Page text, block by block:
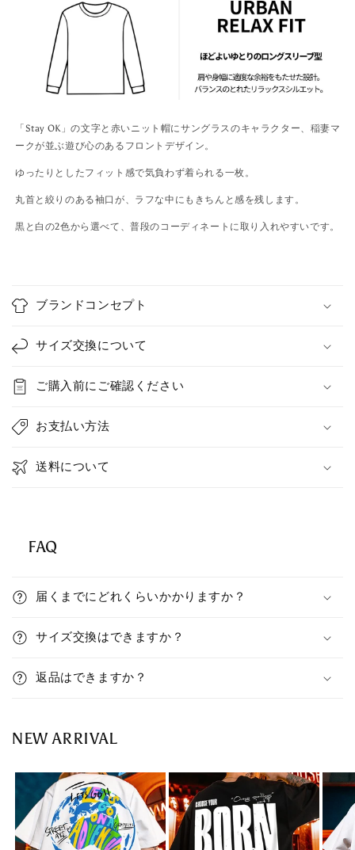
U1898
T
U1898
「Stay OK」の文字と赤いニット帽にサングラスのキャラクター、稲妻マ
ークが並ぶ遊び心のあるフロントデザイン。
ゆったりとしたフィット感で気負わず着られる一枚。
丸首と絞りのある袖口が、ラフな中にもきちんと感を残します。
黒と白の2色から選べて、普段のコーディネートに取り入れやすいです。
o
l
a
p
s
b
l
e
n
ブランドコンセプト
サイズ交換について
ご購入前にご確認ください
お支払い方法
送料について
FAQ
o
l
l
a
p
s
b
e
n
届くまでにどれくらいかかりますか？
サイズ交換はできますか？
返品はできますか？
NEW ARRIVAL